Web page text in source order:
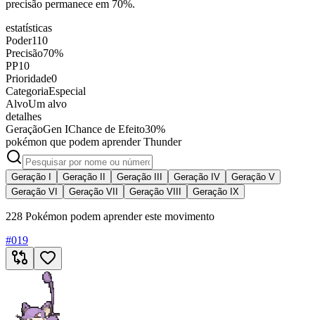
precisão permanece em 70%.
estatísticas
Poder110
Precisão70%
PP10
Prioridade0
CategoriaEspecial
AlvoUm alvo
detalhes
GeraçãoGen IChance de Efeito30%
pokémon que podem aprender Thunder
Geração I Geração II Geração III Geração IV
Geração V
Geração VI
Geração VII Geração VIII Geração IX
228 Pokémon podem aprender este movimento
#019